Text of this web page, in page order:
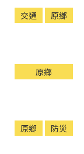
交通 原鄉
原鄉
原鄉 防災